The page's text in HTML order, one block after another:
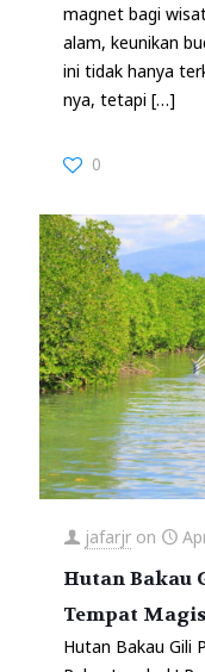
magnet bagi
alam, keunikan
ini tidak hanya
nya, tetapi […]
0
jafarjr on
Hutan Bakau
Tempat
Hutan Bakau Gili